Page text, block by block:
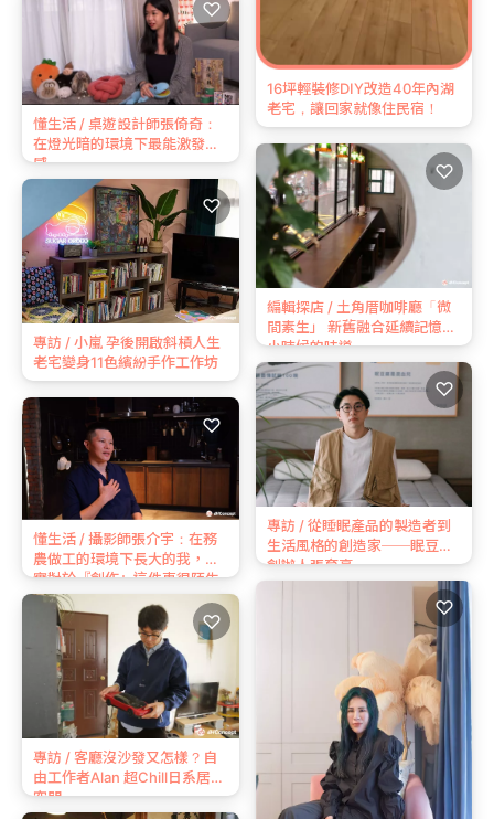
16坪輕裝修DIY改造40年內湖
老宅，讓回家就像住民宿！
編輯探店 / 土角厝咖啡廳「微
間素生」 新舊融合延續記憶中
小時候的味道
♡
懂生活 / 桌遊設計師張倚奇：
在燈光暗的環境下最能激發靈
感
♡
專訪 / 從睡眠產品的製造者到
生活風格的創造家──眠豆腐
創辦人張育豪
♡
專訪 / 小嵐 孕後開啟斜槓人生
老宅變身11色繽紛手作工作坊
♡
♡
懂生活 / 攝影師張介宇：在務
農做⼯的環境下長⼤的我，其
實對於『創作』這件事很陌⽣
♡
專訪 / 客廳沒沙發又怎樣？自
由工作者Alan 超Chill日系居家
空間
♡